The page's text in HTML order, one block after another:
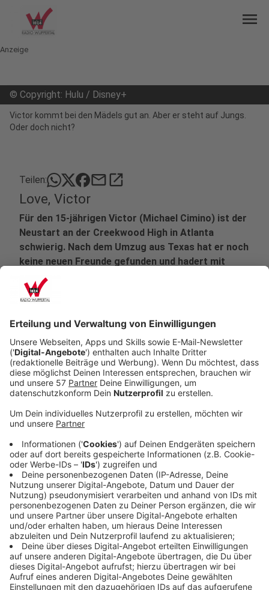
menu
Anzeige
© Copyright: Hulu / Disney+
Victor kommt bei den Mädels gut an. Aber er steht auf Jungs.
Oder doch nicht?
Teilen: mailopen_in_new
Love, Victor
Für den 15-jährigen Victor (Michael Cimino) ist der
Neustart an der Creekwood High in Atlanta
schwierig. Nach dem Umzug aus Texas hat er noch
keine neuen Freunde gefunden und hadert mit
einer wegweisenden Entscheidung.
Veröffentlicht:
Denn der Neuanfang stellt für ihn auch die Chance dar,
sich als schwul zu outen. Als Inspiration und
Simon Spier (Nick Robinson). Mit regelmäßigen
Textnachrichten spricht er Victor Mut zu, doch der
kann sich nicht entscheiden. Will er sich den Kids an
der Highschool anpassen oder steht er zu sich selbst?
Der gutaussehende Victor bleibt allerdings nicht lang
allein. Ehe er sich versieht, steckt er mitten in einer
Beziehung mit einem Mädchen. Für seinen Status an
der Highschool ist das gut, aber die Probleme werden
größer…
Streaming-Dienst: Disney+
Anzeige